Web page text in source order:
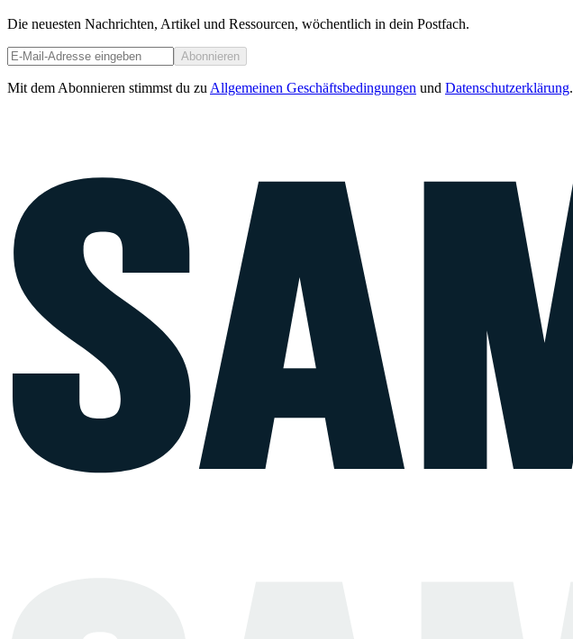
Die neuesten Nachrichten, Artikel und Ressourcen, wöchentlich in dein Postfach.
Abonnieren
Mit dem Abonnieren stimmst du zu Allgemeinen Geschäftsbedingungen und Datenschutzerklärung.